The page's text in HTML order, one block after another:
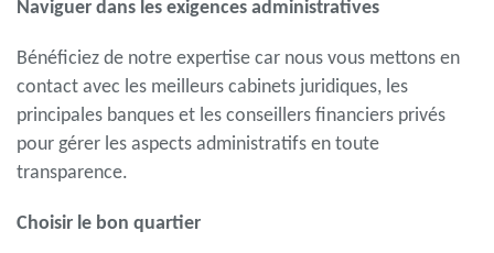
Naviguer dans les exigences administratives
Bénéficiez de notre expertise car nous vous mettons en
contact avec les meilleurs cabinets juridiques, les
principales banques et les conseillers financiers privés
pour gérer les aspects administratifs en toute
transparence.
Choisir le bon quartier